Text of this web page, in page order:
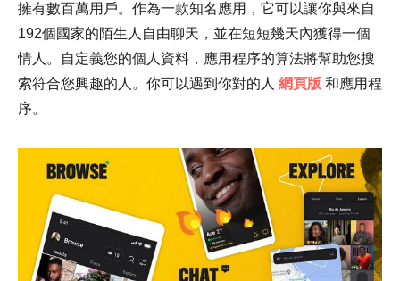
擁有數百萬用戶。作為一款知名應用，它可以讓你與來自
192個國家的陌生人自由聊天，並在短短幾天內獲得一個
情人。自定義您的個人資料，應用程序的算法將幫助您搜
索符合您興趣的人。你可以遇到你對的人 網頁版 和應用程
序。